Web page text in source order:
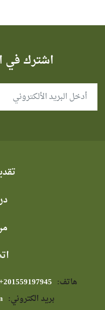
اشترك في
هاتف:
بريد الكتروني: info.afaip@gmail.com